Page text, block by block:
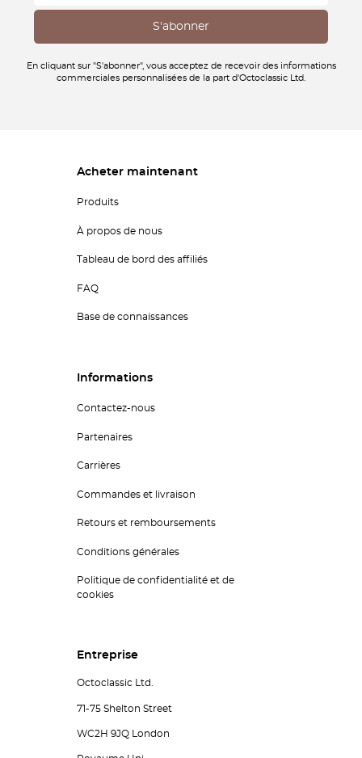
En cliquant sur "S'abonner", vous acceptez de recevoir des informations
commerciales personnalisées de la part d'Octoclassic Ltd.
Acheter maintenant
Produits
À propos de nous
Tableau de bord des affiliés
FAQ
Base de connaissances
Informations
Contactez-nous
Partenaires
Carrières
Commandes et livraison
Retours et remboursements
Conditions générales
Politique de confidentialité et de
cookies
Entreprise
Octoclassic Ltd.
71-75 Shelton Street
WC2H 9JQ London